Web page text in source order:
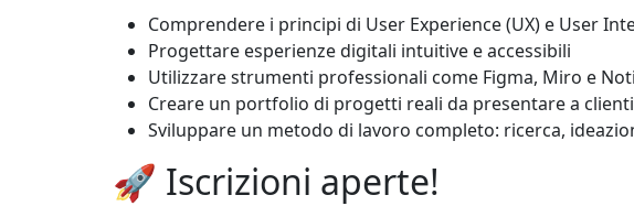
Comprendere i principi di User Experience (UX) e User
Progettare esperienze digitali intuitive e accessibili
Utilizzare strumenti professionali come Figma, Miro e
Creare un portfolio di progetti reali da presentare a
Sviluppare un metodo di lavoro completo: ricerca,
🚀 Iscrizioni aperte!